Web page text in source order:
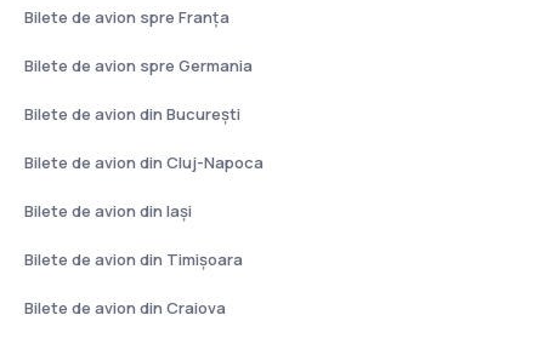
Bilete de avion spre Franţa
Bilete de avion spre Germania
Bilete de avion din București
Bilete de avion din Cluj-Napoca
Bilete de avion din Iași
Bilete de avion din Timișoara
Bilete de avion din Craiova